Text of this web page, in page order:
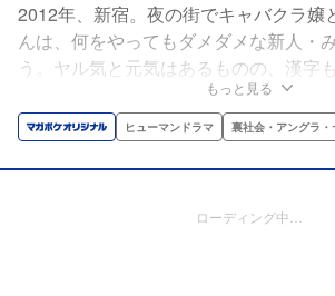
2012年、新宿。夜の街でキャバクラ嬢
んは、何をやってもダメダメな新人・
う。ヤル気と元気はあるものの、漢字
いちゃんは、周りから馬鹿にされ「可
貼られてしまう。それでも、健気に働
に、山田さんは徐々に心を惹かれてい
に刺激的なシーンが含まれます。※本
もっと見る
ヒューマンドラマ 裏社会・アングラ・
ローディング中…